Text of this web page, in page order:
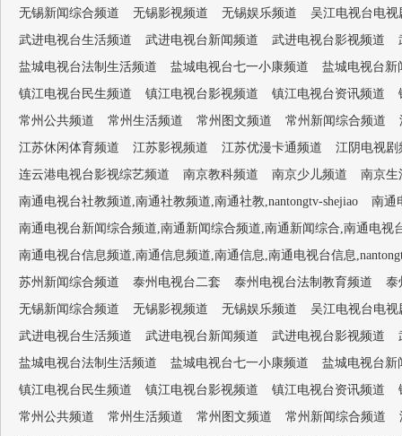
无锡新闻综合频道
无锡影视频道 无锡娱乐频道
吴江电视台电视
武进电视台生活频道
武进电视台新闻频道 武进电视台影视频道
盐城电视台法制生活频道
盐城电视台七一小康频道
盐城电视台新
镇江电视台民生频道
镇江电视台影视频道 镇江电视台资讯频道
常州公共频道
常州生活频道 常州图文频道 常州新闻综合频道
江苏休闲体育频道
江苏影视频道 江苏优漫卡通频道
江阴电视剧
连云港电视台影视综艺频道
南京教科频道 南京少儿频道
南京生
南通电视台社教频道,南通社教频道,南通社教,nantongtv-shejiao
南通
南通电视台新闻综合频道,南通新闻综合频道,南通新闻综合,南通电视
南通电视台信息频道,南通信息频道,南通信息,南通电视台信息
苏州新闻综合频道
泰州电视台二套 泰州电视台法制教育频道
泰
无锡新闻综合频道
无锡影视频道 无锡娱乐频道
吴江电视台电视
武进电视台生活频道
武进电视台新闻频道 武进电视台影视频道
盐城电视台法制生活频道
盐城电视台七一小康频道
盐城电视台新
镇江电视台民生频道
镇江电视台影视频道 镇江电视台资讯频道
常州公共频道
常州生活频道 常州图文频道 常州新闻综合频道